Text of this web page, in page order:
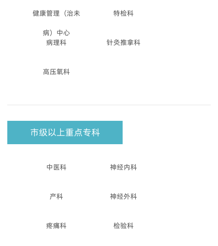
健康管理（治未
病）中心
特检科
病理科 针灸推拿科
高压氧科
市级以上重点专科
中医科 神经内科
产科 神经外科
疼痛科 检验科